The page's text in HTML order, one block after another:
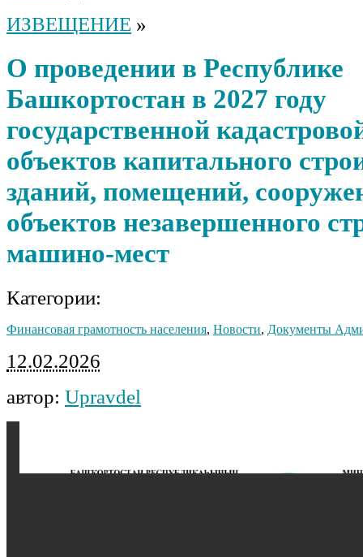
ИЗВЕЩЕНИЕ »
О проведении в Республике
Башкортостан в 2027 году
государственной
объектов капитального
зданий, помещений,
объектов незавершенного
машино-мест
Категории:
Финансовая грамотность населения, Новости, Документы
12.02.2026
автор: Upravdel